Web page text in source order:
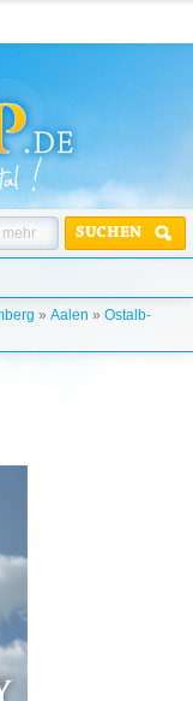
SUCHEN
» Aalen » Ostalb-